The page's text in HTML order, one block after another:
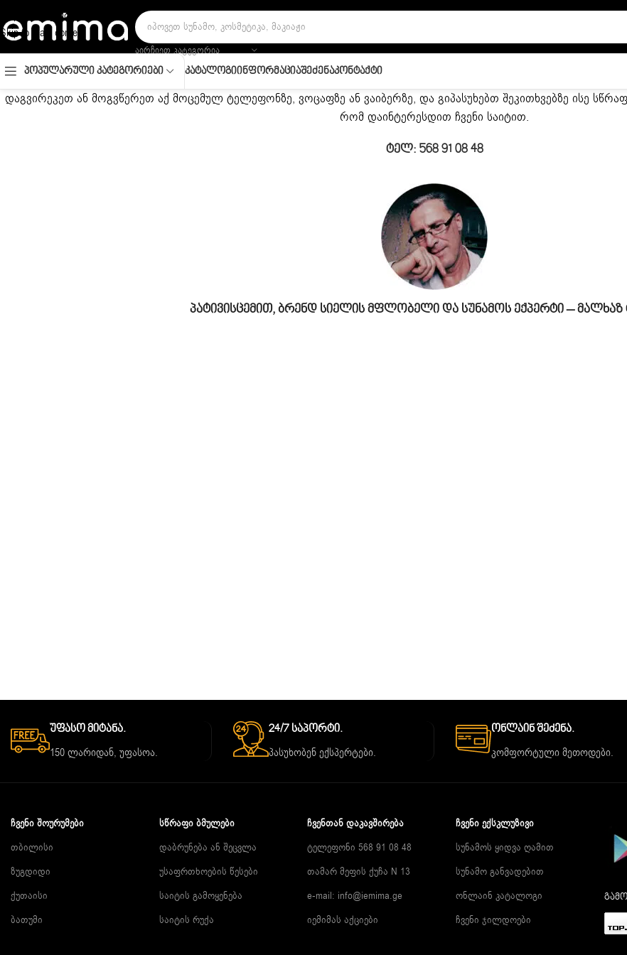
Skip to navigation
Skip to main content
ᲐᲘᲠᲩᲘᲔᲗ ᲙᲐᲢᲔᲒᲝᲠᲘᲐ
Პოპულარული Კატეგორიები ᲙატალოგიᲘნფორმაციაᲨეძენაᲙონტაქტი
დაგვირეკეთ ან მოგვწერეთ აქ მოცემულ ტელეფონზე, ვოცაფზე ან ვაიბერზე, და გიპასუხებთ შეკითხვებზე ისე
რომ დაინტერესდით ჩვენი საიტით.
Ტელ: 568 91 08 48
Პატივისცემით, Ბრენდ Სიელის Მფლობელი Და Სუნამოს Ექპერტი – Მალხაზ
Უფასო Მიტანა.
150 ლარიდან, უფასოა.
24/7 Საპორტი.
პასუხობენ ექსპერტები.
Ონლაინ Შეძენა.
კომფორტული მეთოდები.
ᲩᲕᲔᲜᲘ ᲨᲝᲣᲠᲣᲛᲔᲑᲘ
თბილისი
ზუგდიდი
ქუთაისი
ბათუმი
ᲡᲬᲠᲐᲤᲘ ᲑᲛᲣᲚᲔᲑᲘ
დაბრუნება ან შეცვლა
უსაფრთხოების წესები
საიტის გამოყენება
საიტის რუქა
ᲩᲕᲔᲜᲗᲐᲜ ᲓᲐᲙᲐᲕᲨᲘᲠᲔᲑᲐ
ტელეფონი 568 91 08 48
თამარ მეფის ქუჩა N 13
e-mail: info@iemima.ge
იემიმას აქციები
ᲩᲕᲔᲜᲘ ᲔᲥᲡᲙᲚᲣᲖᲘᲕᲘ
სუნამოს ყიდვა ღამით
სუნამო განვადებით
ონლაინ კატალოგი
ჩვენი ჯილდოები